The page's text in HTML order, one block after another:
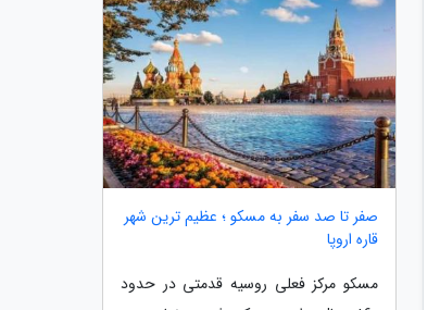
صفر تا صد سفر به مسکو ؛ عظیم ترین شهر
قاره اروپا
مسکو مرکز فعلی روسیه قدمتی در حدود